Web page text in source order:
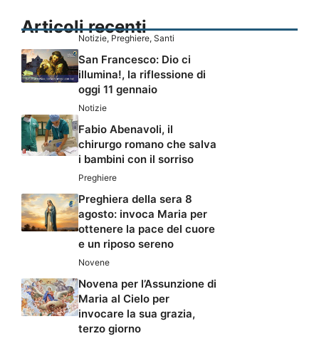
Articoli recenti
Notizie, Preghiere, Santi
San Francesco: Dio ci
illumina!, la riflessione di
oggi 11 gennaio
Notizie
Fabio Abenavoli, il
chirurgo romano che salva
i bambini con il sorriso
Preghiere
Preghiera della sera 8
agosto: invoca Maria per
ottenere la pace del cuore
e un riposo sereno
Novene
Novena per l’Assunzione di
Maria al Cielo per
invocare la sua grazia,
terzo giorno